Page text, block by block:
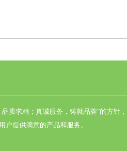
质求精；真诚服务，铸就品牌”的方针
户提供满意的产品和服务。